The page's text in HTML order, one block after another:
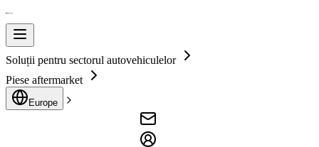
Soluții pentru sectorul autovehiculelor
Piese aftermarket
Europe